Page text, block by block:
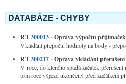
DATABÁZE - CHYBY
RT300013- Oprava výpočtu přijímaček
Vkládání přepočtu hodnoty na body -
RT300217- Oprava vkládání přerušení
V roce, do kterého spadá začátek
tom roce výjezd ukončený před začátkem